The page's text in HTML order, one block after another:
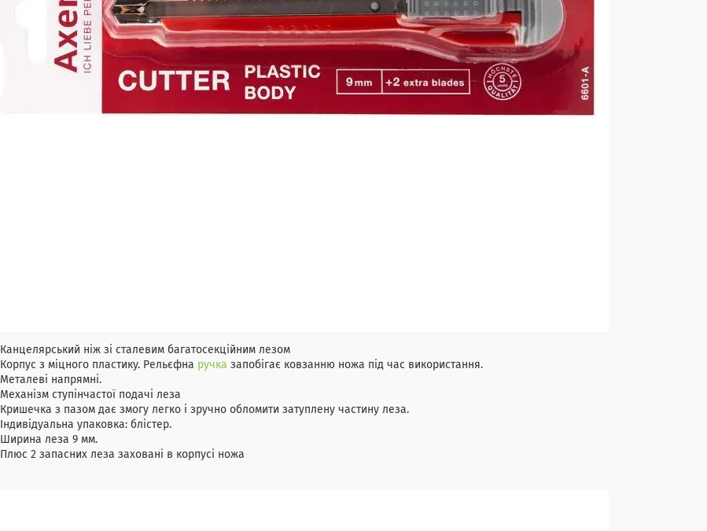
Канцелярський ніж зі сталевим багатосекційним лезом
Корпус з міцного пластику. Рельєфна ручка запобігає ковзанню ножа під час використання.
Металеві напрямні.
Механізм ступінчастої подачі леза
Кришечка з пазом дає змогу легко і зручно обломити затуплену частину леза.
Індивідуальна упаковка: блістер.
Ширина леза 9 мм.
Плюс 2 запасних леза заховані в корпусі ножа